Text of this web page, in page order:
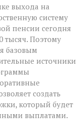
выхода на
систему
пенсии сегодня
тысяч. Поэтому
базовым
источники
создать
который будет
выплатами.